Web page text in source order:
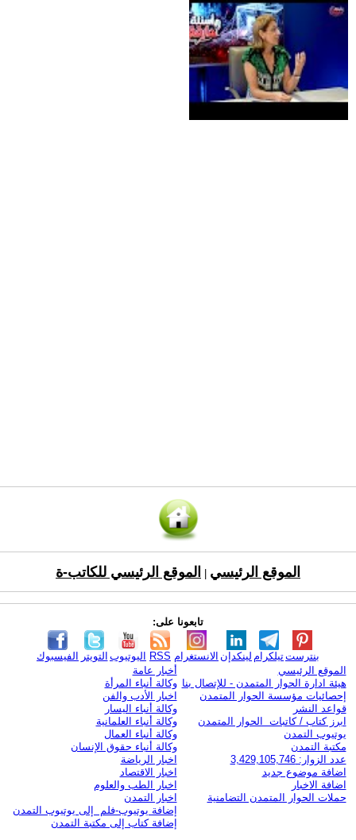
الموقع الرئيسي الموقع الرئيسي للكاتب-ة
تابعونا على:
الفيسبوك التويتر اليوتيوب RSS الانستغرام لينكدإن تيلكرامبنترست
الموقع الرئيسي
هيئة ادارة الحوار المتمدن - للإتصال بنا
إحصائيات مؤسسة الحوار المتمدن
قواعد النشر
ابرز كتاب / كاتبات الحوار المتمدن
يوتيوب التمدن
مكتبة التمدن
عدد الزوار: 3,429,105,746
اضافة موضوع جديد
اضافة الاخبار
حملات الحوار المتمدن التضامنية
أخبار عامة
وكالة أنباء المرأة
اخبار الأدب والفن
وكالة أنباء اليسار
وكالة أنباء العلمانية
وكالة أنباء العمال
وكالة أنباء حقوق الإنسان
اخبار الرياضة
اخبار الاقتصاد
اخبار الطب والعلوم
اخبار التمدن
إضافة يوتيوب-فلم إلى يوتيوب التمدن
إضافة كتاب إلى مكتبة التمدن